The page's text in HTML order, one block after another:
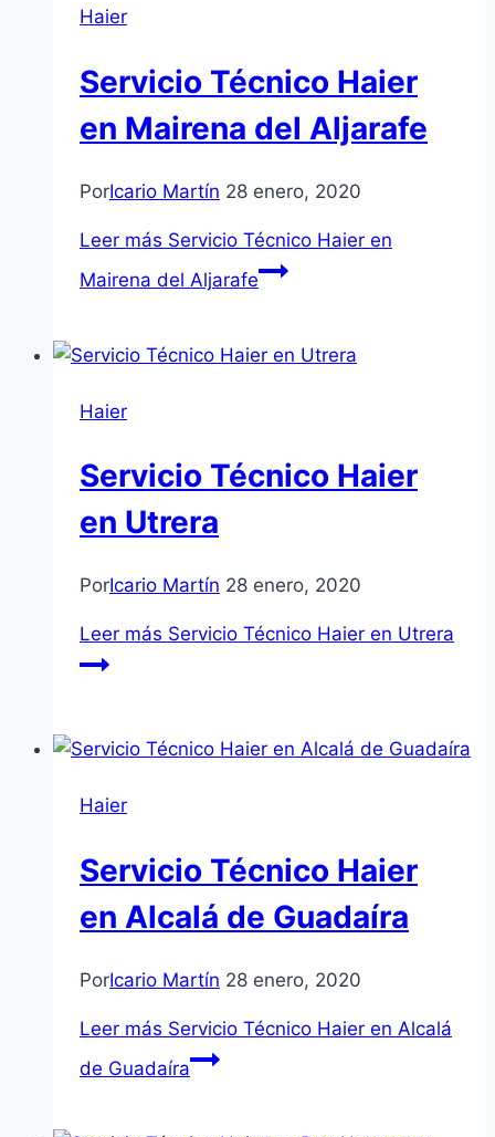
Haier
Servicio Técnico Haier
en Mairena del Aljarafe
PorIcario Martín 28 enero, 2020
Leer más Servicio Técnico Haier en
Mairena del Aljarafe
Haier
Servicio Técnico Haier
en Utrera
PorIcario Martín 28 enero, 2020
Leer más Servicio Técnico Haier en Utrera
Haier
Servicio Técnico Haier
en Alcalá de Guadaíra
PorIcario Martín 28 enero, 2020
Leer más Servicio Técnico Haier en Alcalá
de Guadaíra